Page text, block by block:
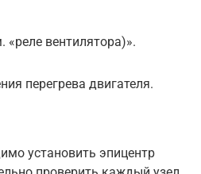
вентилятора)».
перегрева двигателя.
установить эпицентр